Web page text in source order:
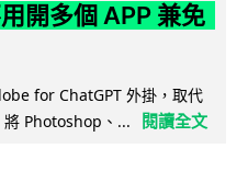
開多個 APP 兼免
for ChatGPT 外掛，取代
Photoshop、...
閱讀全文